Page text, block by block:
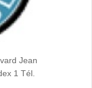
Jean
1 Tél.